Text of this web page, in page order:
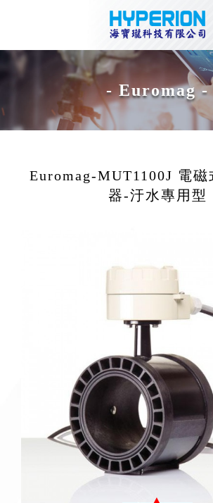
- Euromag -
Euromag-MUT1100J 電磁
器-汙水專用型